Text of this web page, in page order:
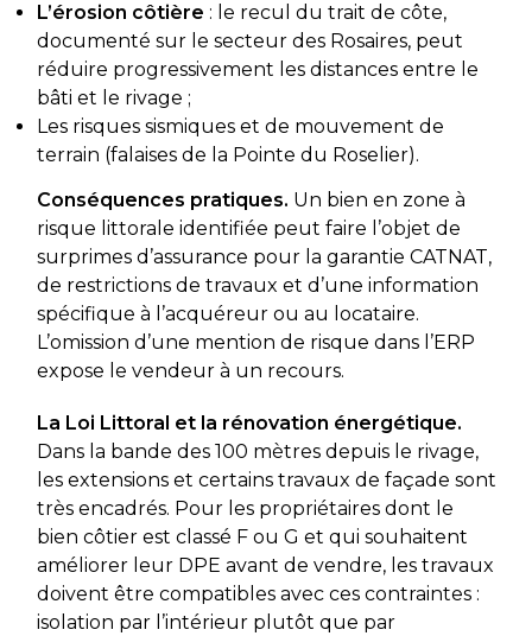
L’érosion côtière : le recul du trait de côte,
documenté sur le secteur des Rosaires, peut
réduire progressivement les distances entre le
bâti et le rivage ;
Les risques sismiques et de mouvement de
terrain (falaises de la Pointe du Roselier).
Conséquences pratiques. Un bien en zone à
risque littorale identifiée peut faire l’objet de
surprimes d’assurance pour la garantie CATNAT,
de restrictions de travaux et d’une information
spécifique à l’acquéreur ou au locataire.
L’omission d’une mention de risque dans l’ERP
expose le vendeur à un recours.
La Loi Littoral et la rénovation énergétique.
Dans la bande des 100 mètres depuis le rivage,
les extensions et certains travaux de façade sont
très encadrés. Pour les propriétaires dont le
bien côtier est classé F ou G et qui souhaitent
améliorer leur DPE avant de vendre, les travaux
doivent être compatibles avec ces contraintes :
isolation par l’intérieur plutôt que par